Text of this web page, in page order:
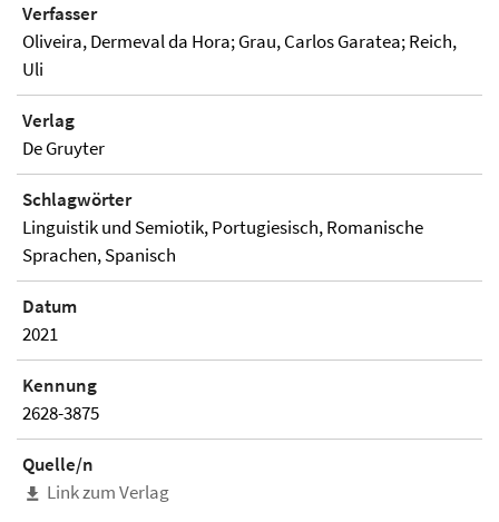
Verfasser
Oliveira, Dermeval da Hora; Grau, Carlos Garatea; Reich,
Uli
Verlag
De Gruyter
Schlagwörter
Linguistik und Semiotik, Portugiesisch, Romanische
Sprachen, Spanisch
Datum
2021
Kennung
2628-3875
Quelle/n
Link zum Verlag